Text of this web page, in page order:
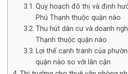
Quy hoạch đô thị và định
Phú Thạnh thuộc quận nào
Thu hút dân cư và doanh
Thạnh thuộc quận nào
Lợi thế cạnh tranh của
quận nào so với lân cận